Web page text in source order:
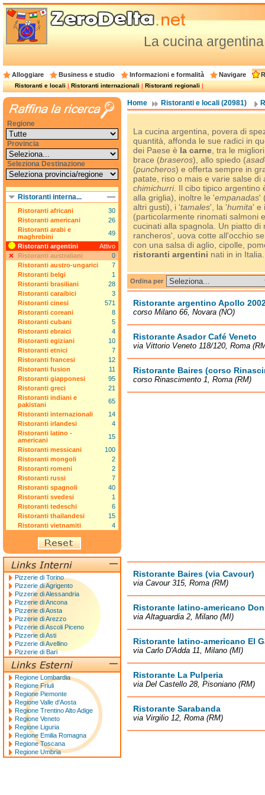
La cucina
Alloggiare Business e studio Informazioni e formalità Navigare
Ristoranti e locali|Ristoranti internazionali|Ristoranti regionali|
Home Ristoranti e locali (20981)
La cucina argentina, povera di
quantità, affonda le sue radici in
dei Paese è la carne , tra le
brace (braseros), allo spiedo (
(puncheros) e offerta sempre in
patate, riso o mais e varie salse
chimichurri. Il cibo tipico argentino
alla griglia), inoltre le 'empanadas'
altri gusti), i 'tamales', la 'humita' e
(particolarmente rinomati salmoni
cucinati alla spagnola. Un piatto
rancheros', uova cotte all'occhio
con una salsa di aglio, cipolle,
ristoranti argentini nati in in Italia.
Ordina per
Ristorante argentino Apollo
corso Milano 66, Novara (NO)
Ristorante Asador Café Veneto
via Vittorio Veneto 118/120, Roma
Ristorante Baires (corso
corso Rinascimento 1, Roma (RM)
Ristorante Baires (via Cavour)
via Cavour 315, Roma (RM)
Ristorante latino-americano
via Altaguardia 2, Milano (MI)
Ristorante latino-americano El
via Carlo D'Adda 11, Milano (MI)
Ristorante La Pulperia
via Del Castello 28, Pisoniano (RM)
Ristorante Sarabanda
via Virgilio 12, Roma (RM)
Regione
Provincia
Seleziona Destinazione
Ristoranti interna...
Ristoranti africani
30
Ristoranti americani
26
Ristoranti arabi e
maghrebini
49
Ristoranti argentini
Attivo
Ristoranti australiani
0
Ristoranti austro-ungarici
7
Ristoranti belgi
1
Ristoranti brasiliani
28
Ristoranti caraibici
3
Ristoranti cinesi
571
Ristoranti coreani
8
Ristoranti cubani
5
Ristoranti ebraici
4
Ristoranti egiziani
10
Ristoranti etnici
7
Ristoranti francesi
12
Ristoranti fusion
11
Ristoranti giapponesi
95
Ristoranti greci
21
Ristoranti indiani e
pakistani
65
Ristoranti internazionali
14
Ristoranti irlandesi
4
Ristoranti latino -
americani
15
Ristoranti messicani
100
Ristoranti mongoli
2
Ristoranti romeni
2
Ristoranti russi
7
Ristoranti spagnoli
40
Ristoranti svedesi
1
Ristoranti tedeschi
6
Ristoranti thailandesi
15
Ristoranti vietnamiti
4
Pizzerie di Torino
Pizzerie di Agrigento
Pizzerie di Alessandria
Pizzerie di Ancona
Pizzerie di Aosta
Pizzerie di Arezzo
Pizzerie di Ascoli Piceno
Pizzerie di Asti
Pizzerie di Avellino
Pizzerie di Bari
Regione Lombardia
Regione Friuli
Regione Piemonte
Regione Valle d'Aosta
Regione Trentino Alto Adige
Regione Veneto
Regione Liguria
Regione Emilia Romagna
Regione Toscana
Regione Umbria